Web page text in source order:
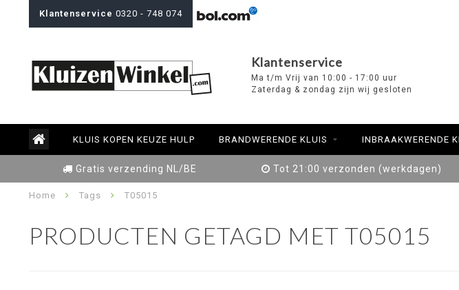
Klantenservice 0320 - 748 074
Klantenservice
Ma t/m Vrij van 10:00 - 17:00 uur
Zaterdag & zondag zijn wij gesloten
KLUIS KOPEN KEUZE HULP BRANDWERENDE KLUIS INBRAAKWERENDE
Gratis verzending NL/BE Tot 21:00 verzonden (werkdagen)
Home Tags T05015
PRODUCTEN GETAGD MET T05015